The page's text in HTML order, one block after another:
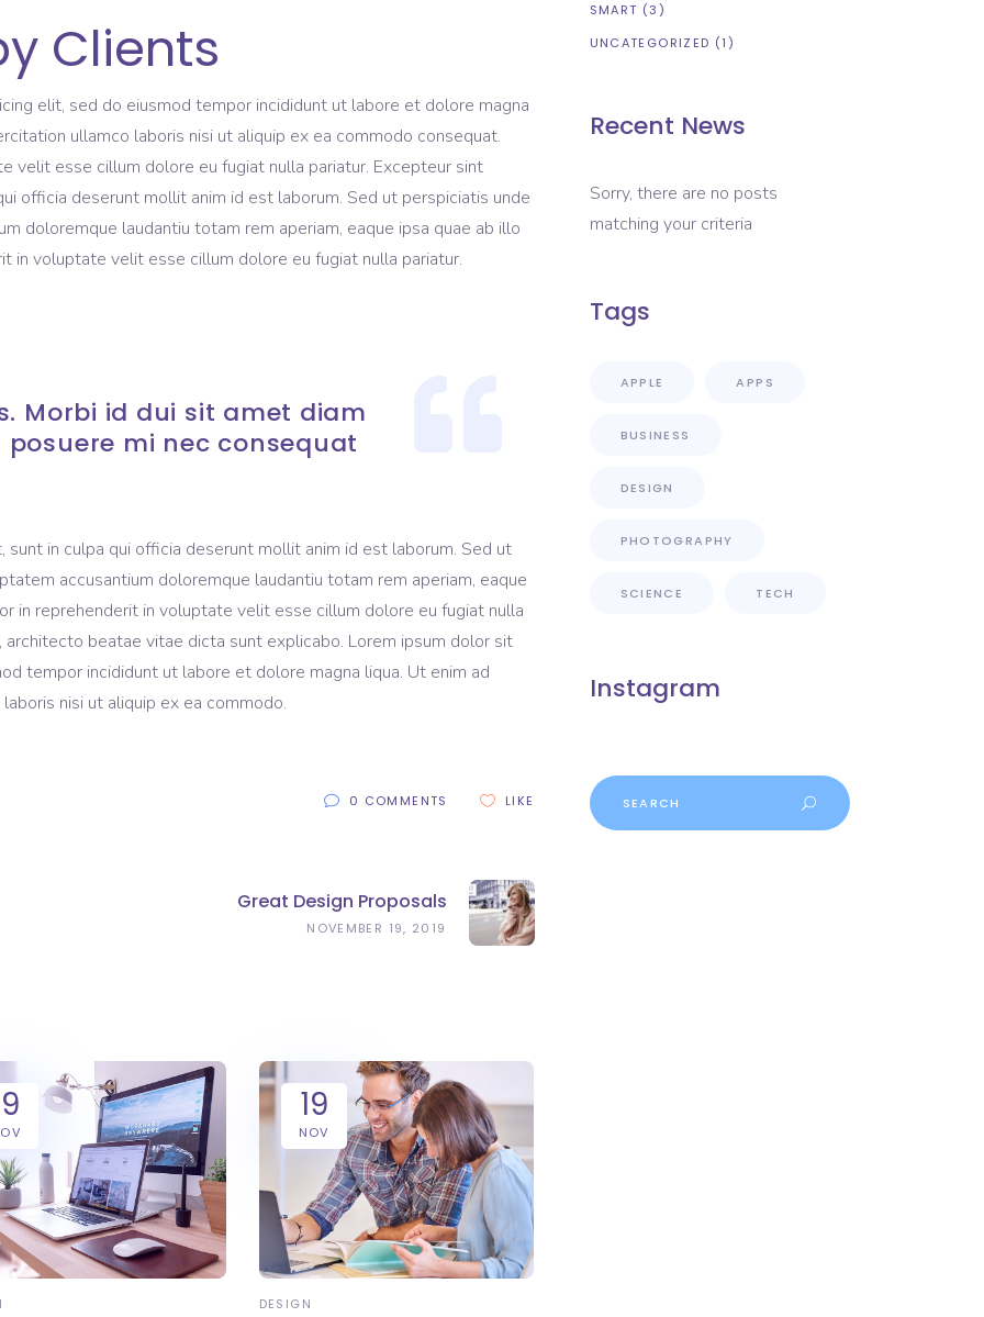
Clients
elit, sed do eiusmod tempor incididunt ut labore et dolore magna
ullamco laboris nisi ut aliquip ex ea commodo consequat.
velit esse cillum dolore eu fugiat nulla pariatur. Excepteur sint
officia deserunt mollit anim id est laborum. Sed ut perspiciatis unde
doloremque laudantiu totam rem aperiam, eaque ipsa quae ab illo
in voluptate velit esse cillum dolore eu fugiat nulla pariatur.
Morbi id dui sit amet diam
mi nec consequat
in culpa qui officia deserunt mollit anim id est laborum. Sed ut
accusantium doloremque laudantiu totam rem aperiam, eaque
in reprehenderit in voluptate velit esse cillum dolore eu fugiat nulla
beatae vitae dicta sunt explicabo. Lorem ipsum dolor sit
tempor incididunt ut labore et dolore magna liqua. Ut enim ad
nisi ut aliquip ex ea commodo.
0 COMMENTS LIKE
Great Design Proposals
NOVEMBER 19, 2019
19
NOV
DESIGN
SMART (3)
UNCATEGORIZED (1)
Recent News
Sorry, there are no posts
matching your criteria
Tags
APPLE APPS
BUSINESS
DESIGN
PHOTOGRAPHY
SCIENCE TECH
Instagram